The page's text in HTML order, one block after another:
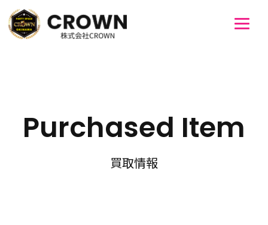
Purchased Item
買取情報